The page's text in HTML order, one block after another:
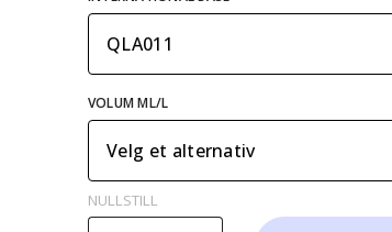
VOLUM ML/L
NULLSTILL